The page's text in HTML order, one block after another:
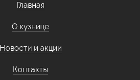
Главная
О кузнице
Новости и акции
Контакты